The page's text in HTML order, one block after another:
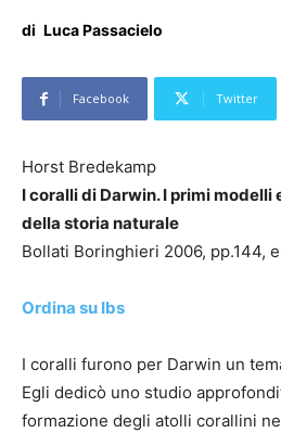
di Luca Passacielo
Facebook Twitter
Horst Bredekamp
I coralli di Darwin. I primi
della storia naturale
Bollati Boringhieri 2006, pp.144,
Ordina su Ibs
I coralli furono per Darwin un
Egli dedicò uno studio
formazione degli atolli corallini